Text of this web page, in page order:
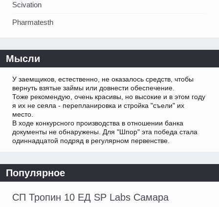
Scivation
Pharmatesth
Мысли
У заемщиков, естественно, не оказалось средств, чтобы
вернуть взятые займы или довнести обеспечение.
Тоже рекомендую, очень красивы, но высокие и в этом году
я их не сеяла - перепланировка и стройка "съели" их
место.
В ходе конкурсного производства в отношении банка
документы не обнаружены. Для "Шпор" эта победа стала
одиннадцатой подряд в регулярном первенстве.
Популярное
СП Тропин 10 ЕД SP Labs Самара